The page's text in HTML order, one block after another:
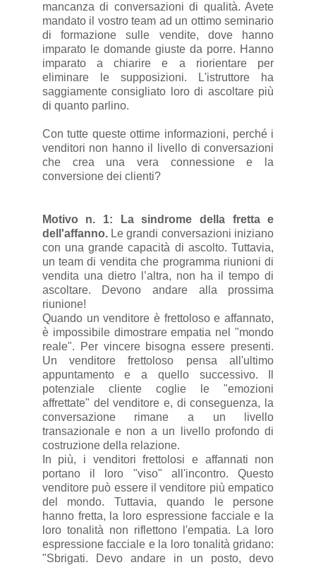
mancanza di conversazioni di qualità. Avete
mandato il vostro team ad un ottimo seminario
di formazione sulle vendite, dove hanno
imparato le domande giuste da porre. Hanno
imparato a chiarire e a riorientare per
eliminare le supposizioni. L'istruttore ha
saggiamente consigliato loro di ascoltare più
di quanto parlino.
Con tutte queste ottime informazioni, perché i
venditori non hanno il livello di conversazioni
che crea una vera connessione e la
conversione dei clienti?
Motivo n. 1: La sindrome della fretta e
dell'affanno.Le grandi conversazioni iniziano
con una grande capacità di ascolto. Tuttavia,
un team di vendita che programma riunioni di
vendita una dietro l’altra, non ha il tempo di
ascoltare. Devono andare alla prossima
riunione!
Quando un venditore è frettoloso e affannato,
è impossibile dimostrare empatia nel "mondo
reale". Per vincere bisogna essere presenti.
Un venditore frettoloso pensa all'ultimo
appuntamento e a quello successivo. Il
potenziale cliente coglie le "emozioni
affrettate" del venditore e, di conseguenza, la
conversazione rimane a un livello
transazionale e non a un livello profondo di
costruzione della relazione.
In più, i venditori frettolosi e affannati non
portano il loro "viso" all'incontro. Questo
venditore può essere il venditore più empatico
del mondo. Tuttavia, quando le persone
hanno fretta, la loro espressione facciale e la
loro tonalità non riflettono l'empatia. La loro
espressione facciale e la loro tonalità gridano:
"Sbrigati. Devo andare in un posto, devo